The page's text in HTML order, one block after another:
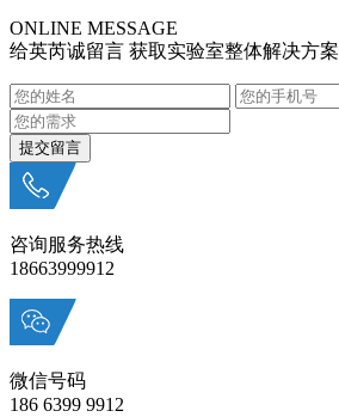
ONLINE MESSAGE
给英芮诚留言 获取实验室整体解决方案
咨询服务热线
18663999912
微信号码
186 6399 9912